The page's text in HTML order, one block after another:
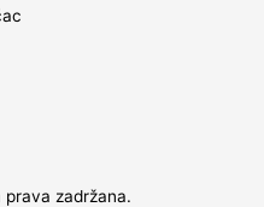
zadržana.